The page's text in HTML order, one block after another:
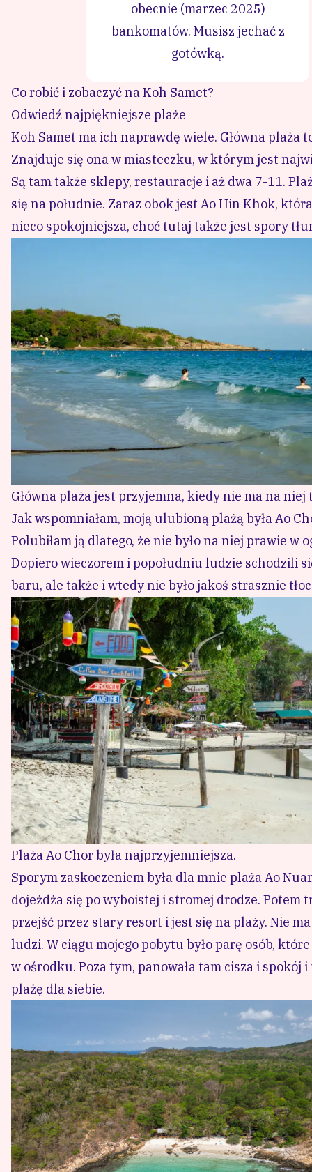
Główna plaża jest przyjemna, kiedy nie ma na niej
Jak wspomniałam, moją ulubioną plażą była Ao
Dopiero wieczorem i popołudniu ludzie schodzili
Plaża Ao Chor była najprzyjemniejsza.
Sporym zaskoczeniem była dla mnie plaża Ao
tylko przejść przez stary resort i jest się na plaży.
były gośćmi w ośrodku. Poza tym, panowała tam